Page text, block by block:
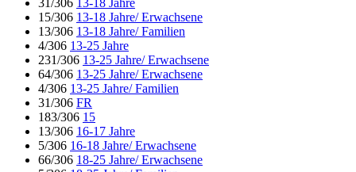
15/306 13-18 Jahre/ Erwachsene
13/306 13-18 Jahre/ Familien
4/306 13-25 Jahre
231/306 13-25 Jahre/ Erwachsene
64/306 13-25 Jahre/ Erwachsene
4/306 13-25 Jahre/ Familien
31/306 FR
183/306 15
13/306 16-17 Jahre
5/306 16-18 Jahre/ Erwachsene
66/306 18-25 Jahre/ Erwachsene